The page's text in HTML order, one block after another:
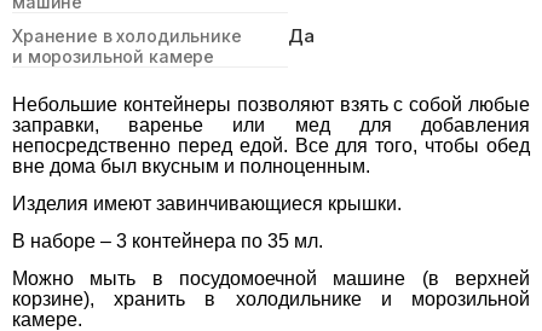
Хранение в холодильнике
и морозильной камере
Да
Небольшие контейнеры позволяют взять с собой любые
заправки, варенье или мед для добавления
непосредственно перед едой. Все для того, чтобы обед
вне дома был вкусным и полноценным.
Изделия имеют завинчивающиеся крышки.
В наборе – 3 контейнера по 35 мл.
Можно мыть в посудомоечной машине (в верхней
корзине), хранить в холодильнике и морозильной
камере.